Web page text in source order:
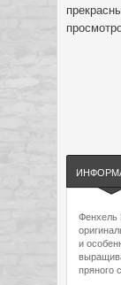
Фенхель
и
пряного